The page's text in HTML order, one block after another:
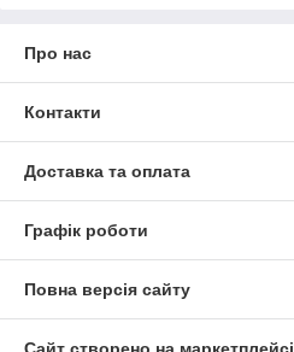
Про нас
Контакти
Доставка та оплата
Графік роботи
Повна версія сайту